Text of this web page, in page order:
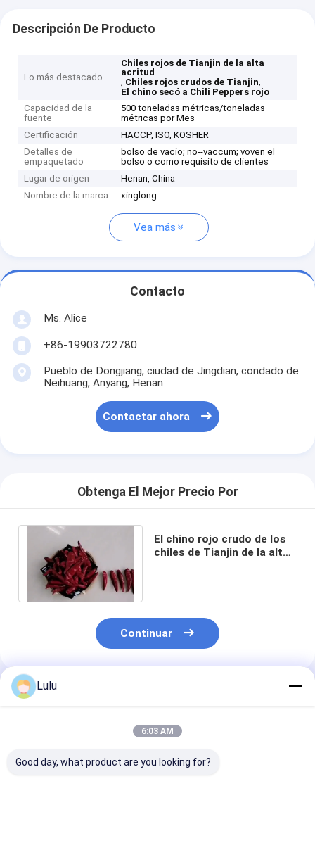
Descripción De Producto
Lo más destacado
Chiles rojos de Tianjin de la alta
acritud
, Chiles rojos crudos de Tianjin,
El chino secó a Chili Peppers rojo
Capacidad de la
fuente
500 toneladas métricas/toneladas
métricas por Mes
Certificación
HACCP, ISO, KOSHER
Detalles de
empaquetado
bolso de vacío; no--vaccum; voven el
bolso o como requisito de clientes
Lugar de origen
Henan, China
Nombre de la marca
xinglong
Vea más
Contacto
Ms. Alice
+86-19903722780
Pueblo de Dongjiang, ciudad de Jingdian, condado de
Neihuang, Anyang, Henan
Contactar ahora
Obtenga El Mejor Precio Por
El chino rojo crudo de los
chiles de Tianjin de la alta
Continuar
Productos Recomendados
Lulu
6:03 AM
Good day, what product are you looking for?